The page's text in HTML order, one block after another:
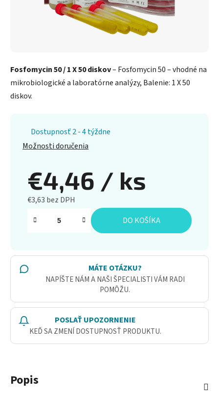
Fosfomycin 50 / 1 X 50 diskov– Fosfomycin 50 – vhodné na
mikrobiologické a laboratórne analýzy, Balenie: 1 X 50
diskov.
Dostupnosť 2 - 4 týždne
Možnosti doručenia
€4,46 / ks
€3,63 bez DPH
Jednotková cena:
DO KOŠÍKA
MÁTE OTÁZKU?
NAPÍŠTE NÁM A NAŠI ŠPECIALISTI VÁM RADI
POMÔŽU.
POSLAŤ UPOZORNENIE
KEĎ SA ZMENÍ DOSTUPNOSŤ PRODUKTU.
Popis